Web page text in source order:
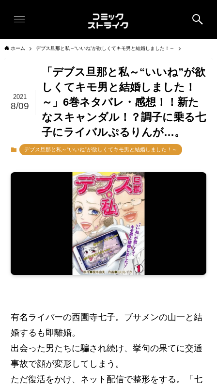
ホーム デブス旦那と私～“いいね”が欲しくてキモ男と結婚しました！～
「デブス旦那と私～“いいね”が欲
しくてキモ男と結婚しました！
～」6巻ネタバレ・感想！！新た
なスキャンダル！？調子に乗る七
子にライバルぷるりんが…。
2021
8/09
デブス旦那と私～“いいね”が欲しくてキモ男と結婚しました！～
有名ライバーの西園寺七子。ブサメンの山一と結
婚するも即離婚。
出会った男たちに騙され続け、挙句の果てに交通
事故で顔が変形してしまう。
ただ復活をかけ、ネット配信で整形をする。「七